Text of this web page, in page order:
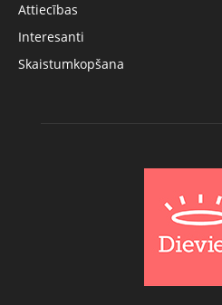
Attiecības
Interesanti
Skaistumkopšana